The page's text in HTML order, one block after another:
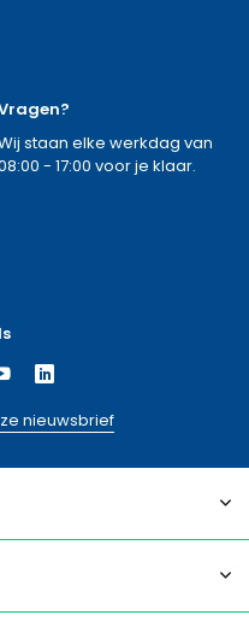
staan elke werkdag van
- 17:00 voor je klaar.
nieuwsbrief